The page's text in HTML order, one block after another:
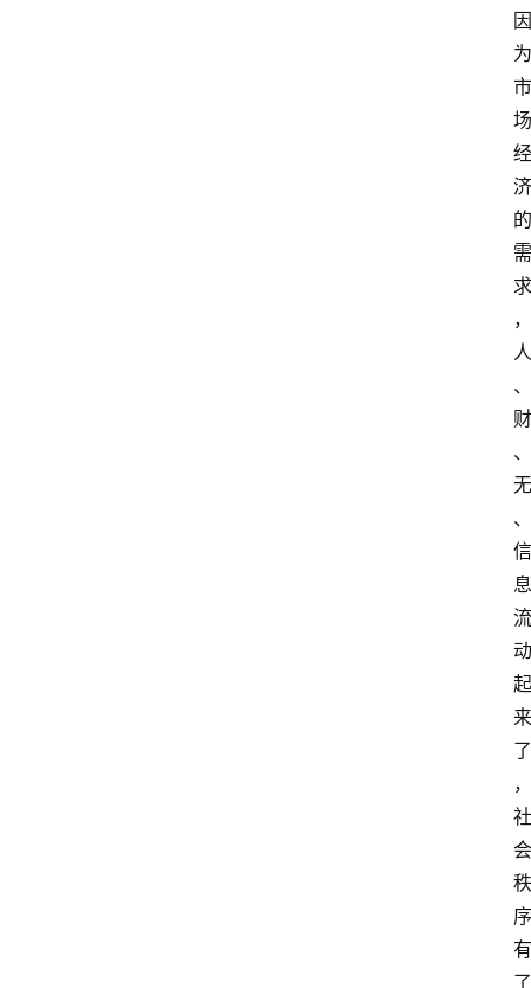
因
为
市
场
经
济
的
需
求
，
人
、
财
、
无
、
信
息
流
动
起
来
了
，
社
会
秩
序
有
了